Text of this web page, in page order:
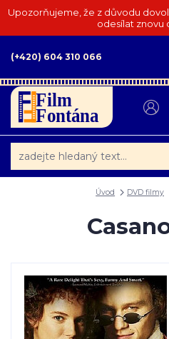
Upozorňujeme, že z důvodu
odesílat znovu
(+420) 604 310 066
Úvod DVD filmy